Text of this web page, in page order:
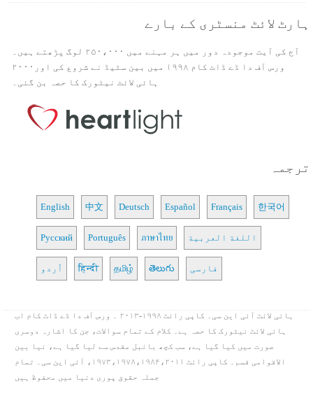
ہارٹ لائٹ منسٹری کے بارے
آج کی آیت موجودہ دور میں ہر مہنے میں ۲۵۰،۰۰۰ لوگ پڑھتے ہیں۔
ورس آف دا ڈے ڈاٹ کام ۱۹۹۸ میں بین سٹیڈ نے شروع کی اور۲۰۰۰
ہائی لائٹ نیٹورک کا حصہ بن گئی۔
ترجمہ
English 中文 Deutsch Español Français 한국어
Русский Português ภาษาไทย اللغة العربية
اُردو हिन्दी தமிழ் తెలుగు فارسی
ہائی لائٹ آئی این سی۔ کاپی رائٹ ۱۹۹۸-۲۰۱۳ ۔ ورس آف دا ڈے ڈاٹ کام اب
ہائی لائٹ نیٹورک کا حصہ ہے۔ کلام کے تمام سوالات، جن کا اشارہ دوسری
صورت میں کیا گیا ہے، سب کچھ بائبل مقدس سے لیا گیا ہے، نیا بین
الاقوامی قسم۔ کاپی رائٹ ۱۹۷۳،۱۹۷۸،۱۹۸۴،۲۰۱۱، آئی این سی۔ تمام
جملہ حقوق پوری دنیا میں محفوظ ہیں